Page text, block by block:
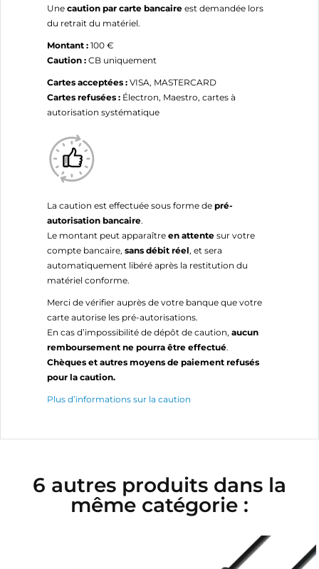
Une caution par carte bancaire est demandée lors
du retrait du matériel.
Montant : 100 €
Caution : CB uniquement
Cartes acceptées : VISA, MASTERCARD
Cartes refusées : Électron, Maestro, cartes à
autorisation systématique
La caution est effectuée sous forme de pré-
autorisation bancaire.
Le montant peut apparaître en attente sur votre
compte bancaire, sans débit réel, et sera
automatiquement libéré après la restitution du
matériel conforme.
Merci de vérifier auprès de votre banque que votre
carte autorise les pré-autorisations.
En cas d’impossibilité de dépôt de caution, aucun
remboursement ne pourra être effectué.
Chèques et autres moyens de paiement refusés
pour la caution.
Plus d’informations sur la caution
6 autres produits dans la
même catégorie :